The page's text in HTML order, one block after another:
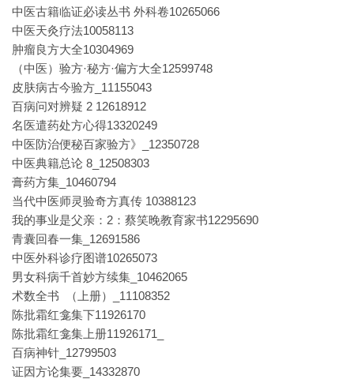
中医古籍临证必读丛书 外科卷10265066
中医天灸疗法10058113
肿瘤良方大全10304969
（中医）验方·秘方·偏方大全12599748
皮肤病古今验方_11155043
百病问对辨疑 2 12618912
名医遣药处方心得13320249
中医防治便秘百家验方》_12350728
中医典籍总论 8_12508303
膏药方集_10460794
当代中医师灵验奇方真传 10388123
我的事业是父亲：2：蔡笑晚教育家书12295690
青囊回春一集_12691586
中医外科诊疗图谱10265073
男女科病千首妙方续集_10462065
术数全书 （上册）_11108352
陈批霜红龛集下11926170
陈批霜红龛集上册11926171_
百病神针_12799503
证因方论集要_14332870